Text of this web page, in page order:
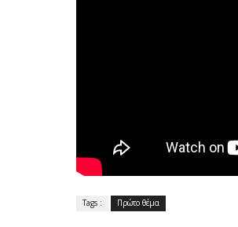
Tags : Πρώτο θέμα